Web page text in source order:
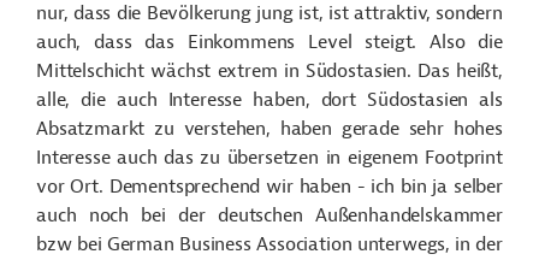
nur, dass die Bevölkerung jung ist, ist attraktiv, sondern
auch, dass das Einkommens Level steigt. Also die
Mittelschicht wächst extrem in Südostasien. Das heißt,
alle, die auch Interesse haben, dort Südostasien als
Absatzmarkt zu verstehen, haben gerade sehr hohes
Interesse auch das zu übersetzen in eigenem Footprint
vor Ort. Dementsprechend wir haben - ich bin ja selber
auch noch bei der deutschen Außenhandelskammer
bzw bei German Business Association unterwegs, in der